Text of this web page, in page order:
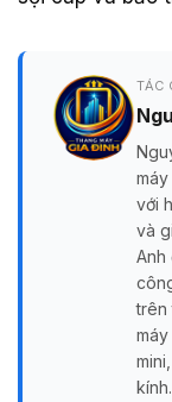
TÁC
với
và
Anh
trên